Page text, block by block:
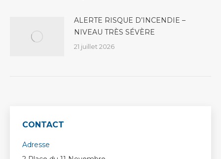
ALERTE RISQUE D’INCENDIE –
NIVEAU TRÈS SÉVÈRE
21 juillet 2026
CONTACT
Adresse